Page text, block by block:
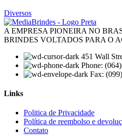
Diversos
A EMPRESA PIONEIRA NO
BRINDES VOLTADOS PARA O
451 Wall
Phone:
Fax:
Links
Menu
Politica de Privacidade
Política de reembolso e
Contato